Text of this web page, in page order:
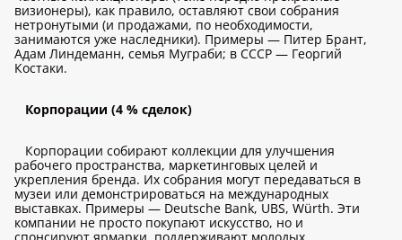
визионеры), как правило, оставляют свои собрания
нетронутыми (и продажами, по необходимости,
занимаются уже наследники). Примеры — Питер Брант,
Адам Линдеманн, семья Муграби; в СССР — Георгий
Костаки.
Корпорации (4 % сделок)
Корпорации собирают коллекции для улучшения
рабочего пространства, маркетинговых целей и
укрепления бренда. Их собрания могут передаваться в
музеи или демонстрироваться на международных
выставках. Примеры — Deutsche Bank, UBS, Würth. Эти
компании не просто покупают искусство, но и